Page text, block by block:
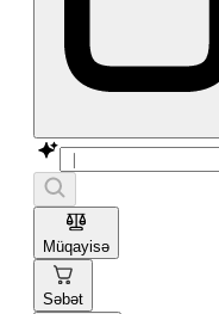
Müqayisə
Səbət